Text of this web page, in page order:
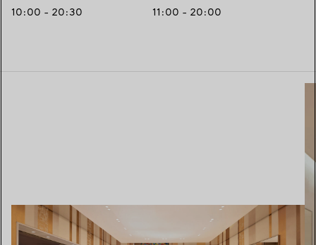
10:00 - 20:30
11:00 - 20:00